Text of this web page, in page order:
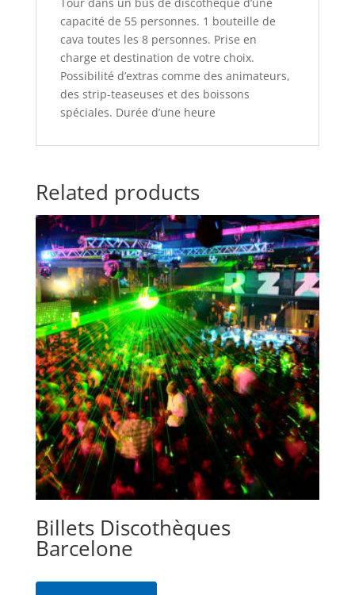
capacité de 55 personnes. 1 bouteille de
cava toutes les 8 personnes. Prise en
charge et destination de votre choix.
Possibilité d’extras comme des animateurs,
des strip-teaseuses et des boissons
spéciales. Durée d’une heure
Related products
Billets Discothèques
Barcelone